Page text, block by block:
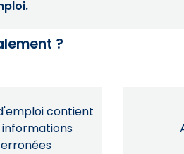
?
contient
informations
erronées